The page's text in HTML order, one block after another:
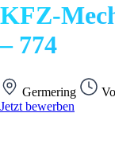
KFZ-
– 774
Germering
Jetzt bewerben